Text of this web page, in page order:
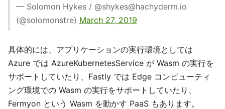
— Solomon Hykes / @shykes@hachyderm.io
(@solomonstre) March 27, 2019
具体的には、アプリケーションの実行環境としては
Azure では AzureKubernetesService が Wasm の実行を
サポートしていたり、Fastly では Edge コンピューティ
ング環境での Wasm の実行をサポートしていたり、
Fermyon という Wasm を動かす PaaS もあります。